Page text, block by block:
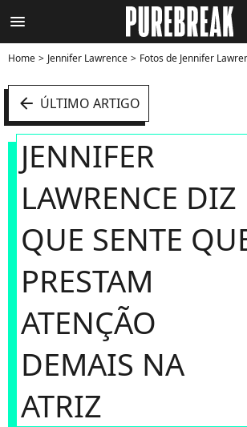
menu
Home Jennifer Lawrence Fotos de Jennifer
arrow_left ÚLTIMO ARTIGO
JENNIFER
LAWRENCE DIZ
QUE SENTE
PRESTAM
ATENÇÃO
DEMAIS NA
ATRIZ